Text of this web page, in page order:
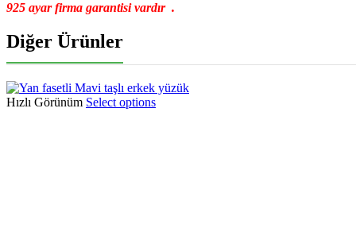
925 ayar firma garantisi vardır .
Diğer Ürünler
Hızlı Görünüm Select options